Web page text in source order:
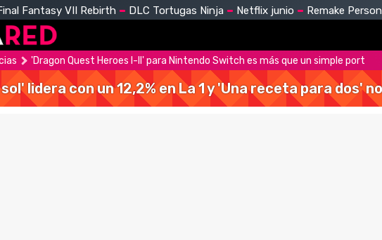
Fantasy VII Rebirth DLC Tortugas Ninja Netflix junio Remake
'Dragon Quest Heroes I-II' para Nintendo Switch es más que un simple port
lidera con un 12,2% en La 1 y 'Una receta para dos'